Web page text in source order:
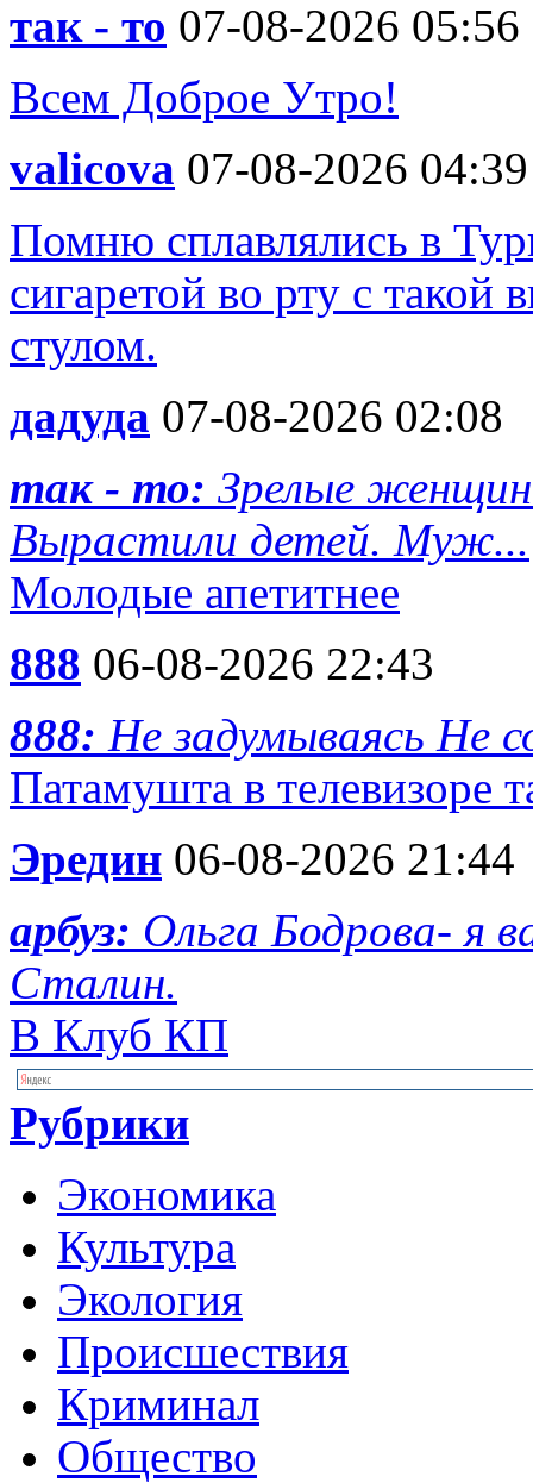
так - то 07-08-2026 05:56
Всем Доброе Утро!
valicova 07-08-2026 04:39
Помню сплавлялись в
сигаретой во рту с
стулом.
дадуда 07-08-2026 02:08
так - то: Зрелые
Вырастили детей. Муж...
Молодые апетитнее
888 06-08-2026 22:43
888: Не задумываясь Не
Патамушта в телевизоре
Эредин 06-08-2026 21:44
арбуз: Ольга Бодрова- я
Сталин.
В Клуб КП
Рубрики
Экономика
Культура
Экология
Происшествия
Криминал
Общество